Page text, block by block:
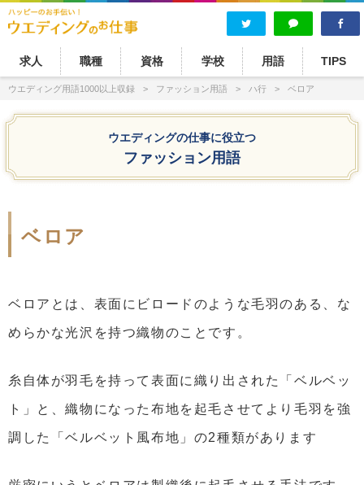
求人 職種 資格 学校 用語 TIPS
ウエディング用語1000以上収録 ファッション用語 ハ行 ベロア
ウエディングの仕事に役立つ
ファッション用語
ベロア
ベロアとは、表面にビロードのような毛羽のある、な
めらかな光沢を持つ織物のことです。
糸自体が羽毛を持って表面に織り出された「ベルベッ
ト」と、織物になった布地を起毛させてより毛羽を強
調した「ベルベット風布地」の2種類があります